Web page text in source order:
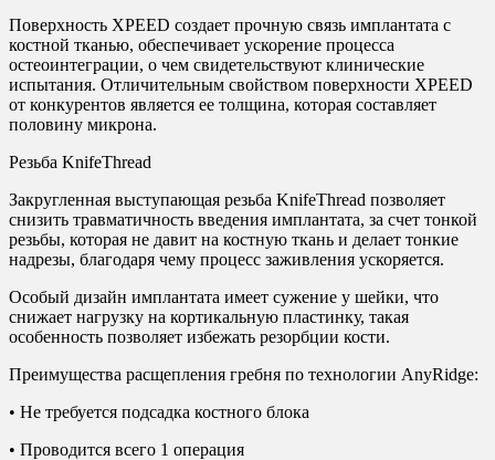
Поверхность XPEED создает прочную связь имплантата с
костной тканью, обеспечивает ускорение процесса
остеоинтеграции, о чем свидетельствуют клинические
испытания. Отличительным свойством поверхности XPEED
от конкурентов является ее толщина, которая составляет
половину микрона.
Резьба KnifeThread
Закругленная выступающая резьба KnifeThread позволяет
снизить травматичность введения имплантата, за счет тонкой
резьбы, которая не давит на костную ткань и делает тонкие
надрезы, благодаря чему процесс заживления ускоряется.
Особый дизайн имплантата имеет сужение у шейки, что
снижает нагрузку на кортикальную пластинку, такая
особенность позволяет избежать резорбции кости.
Преимущества расщепления гребня по технологии AnyRidge:
• Не требуется подсадка костного блока
• Проводится всего 1 операция